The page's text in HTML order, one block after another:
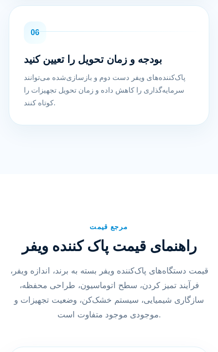
06
بودجه و زمان تحویل را تعیین کنید
پاک‌کننده‌های ویفر دست دوم و بازسازی‌شده می‌توانند
سرمایه‌گذاری را کاهش داده و زمان تحویل تجهیزات را
کوتاه کنند.
مرجع قیمت
راهنمای قیمت پاک کننده ویفر
قیمت دستگاه‌های پاک‌کننده ویفر بسته به برند، اندازه ویفر،
فرآیند تمیز کردن، سطح اتوماسیون، طراحی محفظه،
سازگاری شیمیایی، سیستم خشک‌کن، وضعیت تجهیزات و
موجودی موجود متفاوت است.